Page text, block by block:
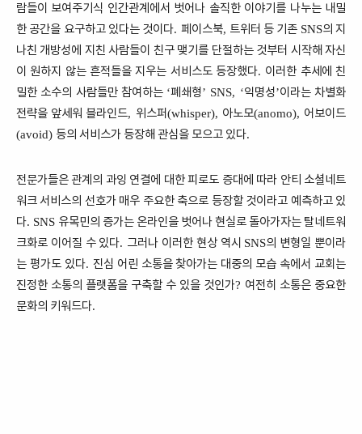
람들이 보여주기식 인간관계에서 벗어나 솔직한 이야기를 나누는 내밀
한 공간을 요구하고 있다는 것이다. 페이스북, 트위터 등 기존 SNS의 지
나친 개방성에 지친 사람들이 친구 맺기를 단절하는 것부터 시작해 자신
이 원하지 않는 흔적들을 지우는 서비스도 등장했다. 이러한 추세에 친
밀한 소수의 사람들만 참여하는 ‘폐쇄형’ SNS, ‘익명성’이라는 차별화
전략을 앞세워 블라인드, 위스퍼(whisper), 아노모(anomo), 어보이드
(avoid) 등의 서비스가 등장해 관심을 모으고 있다.
전문가들은 관계의 과잉 연결에 대한 피로도 증대에 따라 안티 소셜네트
워크 서비스의 선호가 매우 주요한 축으로 등장할 것이라고 예측하고 있
다. SNS 유목민의 증가는 온라인을 벗어나 현실로 돌아가자는 탈네트워
크화로 이어질 수 있다. 그러나 이러한 현상 역시 SNS의 변형일 뿐이라
는 평가도 있다. 진심 어린 소통을 찾아가는 대중의 모습 속에서 교회는
진정한 소통의 플랫폼을 구축할 수 있을 것인가? 여전히 소통은 중요한
문화의 키워드다.